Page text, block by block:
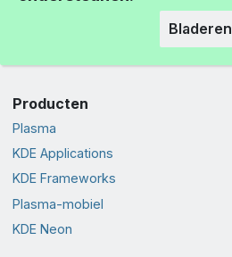
Bladeren
Producten
Plasma
KDE Applications
KDE Frameworks
Plasma-mobiel
KDE Neon